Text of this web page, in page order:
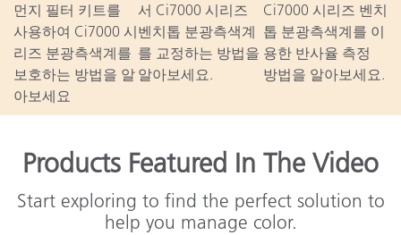
먼지 필터 키트를
사용하여 Ci7000 시
리즈 분광측색계를
보호하는 방법을 알
아보세요
서 Ci7000 시리즈
벤치톱 분광측색계
를 교정하는 방법을
알아보세요.
Ci7000 시리즈 벤치
톱 분광측색계를 이
용한 반사율 측정
방법을 알아보세요.
Products Featured In The Video
Start exploring to find the perfect solution to
help you manage color.